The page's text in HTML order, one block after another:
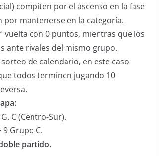
compiten por el ascenso en la fase
por mantenerse en la categoría.
vuelta con 0 puntos, mientras que los
ante rivales del mismo grupo.
de calendario, en este caso
todos terminen jugando 10
C (Centro-Sur).
9 Grupo C.
partido.